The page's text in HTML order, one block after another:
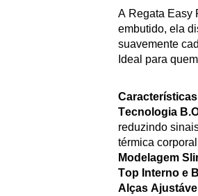
A Regata Easy
embutido, ela
suavemente
Ideal para
Tecnologia
reduzindo
térmica
Modelagem
Top Interno e
Alças